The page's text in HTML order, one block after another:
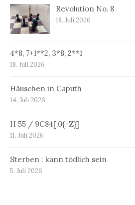
Revolution No. 8
18. Juli 2026
4*8, 7+1**2, 3*8, 2**1
18. Juli 2026
Häuschen in Caputh
14. Juli 2026
H 55 / 9C84[.0{-Z}]
11. Juli 2026
Sterben : kann tödlich sein
5. Juli 2026